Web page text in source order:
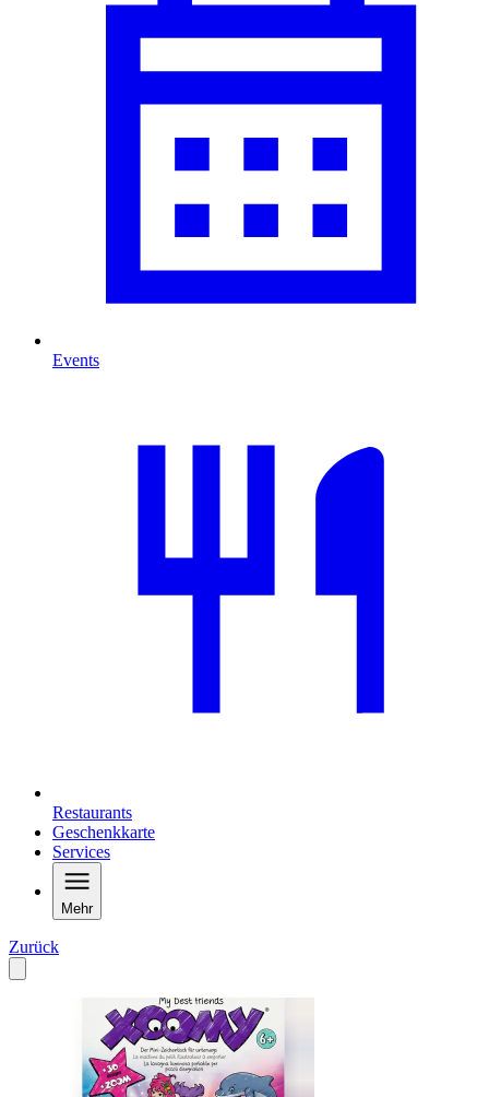
Events
Restaurants
Geschenkkarte
Services
Mehr
Zurück